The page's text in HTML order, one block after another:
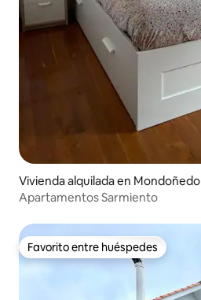
Vivienda alquilada en Mondoñedo
Apartamentos Sarmiento
Favorito entre huéspedes
Favorito entre huéspedes